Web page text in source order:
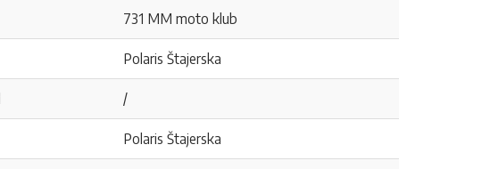
731 MM moto klub
Polaris Štajerska
/
Polaris Štajerska